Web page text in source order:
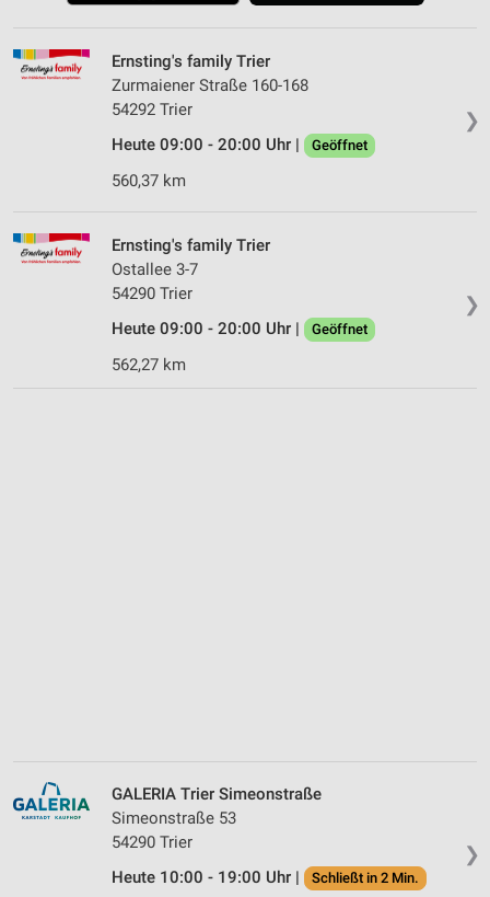
❯
Ernsting's family Trier
Zurmaiener Straße 160-168
54292 Trier
Heute 09:00 - 20:00 Uhr |
Geöffnet
560,37 km
❯
Ernsting's family Trier
Ostallee 3-7
54290 Trier
Heute 09:00 - 20:00 Uhr |
Geöffnet
562,27 km
❯
GALERIA Trier Simeonstraße
Simeonstraße 53
54290 Trier
Heute 10:00 - 19:00 Uhr |
Schließt in 2 Min.